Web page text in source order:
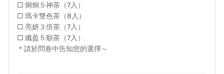
□ 炯炯５神茶（7入）
□ 瑪卡雙色茶（8入）
□ 亮妍３倍茶（7入）
□ 纖盈５順茶（7入）
＊請於問卷中告知您的選擇～